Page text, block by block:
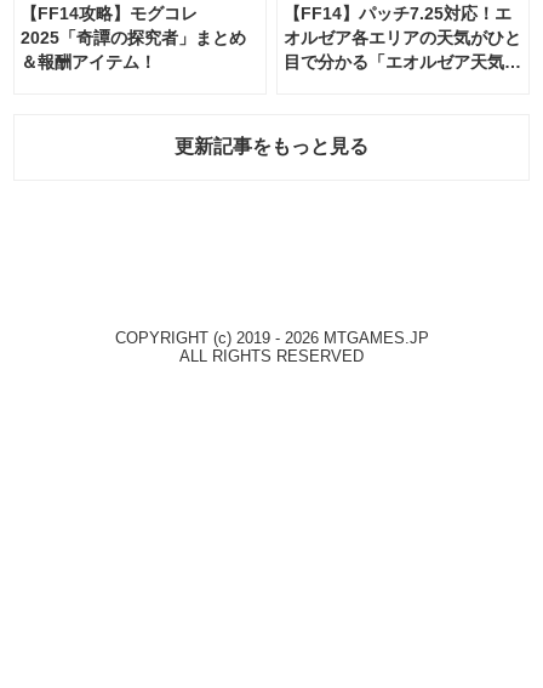
【FF14攻略】モグコレ
2025「奇譚の探究者」まとめ
＆報酬アイテム！
【FF14】パッチ7.25対応！エ
オルゼア各エリアの天気がひと
目で分かる「エオルゼア天気予
更新記事をもっと見る
COPYRIGHT (c) 2019 - 2026 MTGAMES.JP
ALL RIGHTS RESERVED